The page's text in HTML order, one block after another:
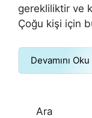
gerekliliktir ve
Çoğu kişi için
Devamını Oku
Ara